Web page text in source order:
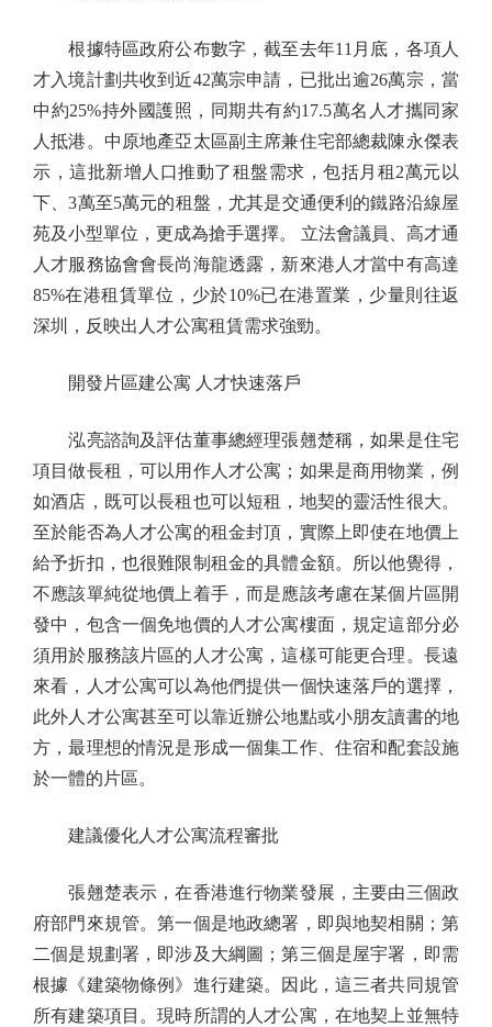
根據特區政府公布數字，截至去年11月底，各項人
才入境計劃共收到近42萬宗申請，已批出逾26萬宗，當
中約25%持外國護照，同期共有約17.5萬名人才攜同家
人抵港。中原地產亞太區副主席兼住宅部總裁陳永傑表
示，這批新增人口推動了租盤需求，包括月租2萬元以
下、3萬至5萬元的租盤，尤其是交通便利的鐵路沿線屋
苑及小型單位，更成為搶手選擇。 立法會議員、高才通
人才服務協會會長尚海龍透露，新來港人才當中有高達
85%在港租賃單位，少於10%已在港置業，少量則往返
深圳，反映出人才公寓租賃需求強勁。
開發片區建公寓 人才快速落戶
泓亮諮詢及評估董事總經理張翹楚稱，如果是住宅
項目做長租，可以用作人才公寓；如果是商用物業，例
如酒店，既可以長租也可以短租，地契的靈活性很大。
至於能否為人才公寓的租金封頂，實際上即使在地價上
給予折扣，也很難限制租金的具體金額。所以他覺得，
不應該單純從地價上着手，而是應該考慮在某個片區開
發中，包含一個免地價的人才公寓樓面，規定這部分必
須用於服務該片區的人才公寓，這樣可能更合理。長遠
來看，人才公寓可以為他們提供一個快速落戶的選擇，
此外人才公寓甚至可以靠近辦公地點或小朋友讀書的地
方，最理想的情況是形成一個集工作、住宿和配套設施
於一體的片區。
建議優化人才公寓流程審批
張翹楚表示，在香港進行物業發展，主要由三個政
府部門來規管。第一個是地政總署，即與地契相關；第
二個是規劃署，即涉及大綱圖；第三個是屋宇署，即需
根據《建築物條例》進行建築。因此，這三者共同規管
所有建築項目。現時所謂的人才公寓，在地契上並無特